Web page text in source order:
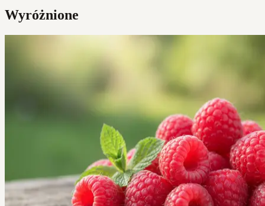
Wyróżnione